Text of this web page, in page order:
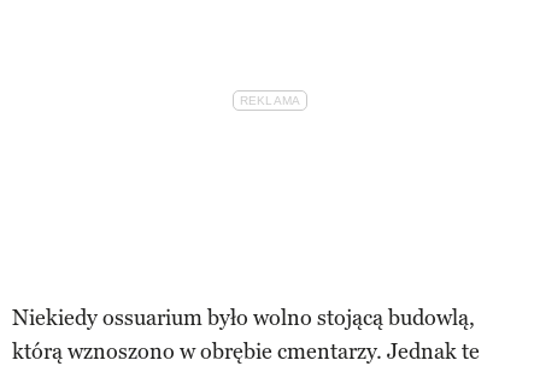
Niekiedy ossuarium było wolno stojącą budowlą,
którą wznoszono w obrębie cmentarzy. Jednak te